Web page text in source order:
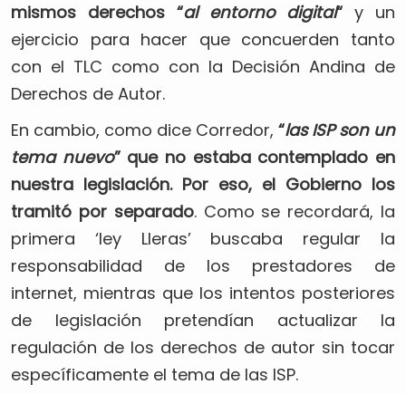
mismos derechos “al entorno digital“ y un
ejercicio para hacer que concuerden tanto
con el TLC como con la Decisión Andina de
Derechos de Autor.
En cambio, como dice Corredor, “las ISP son un
tema nuevo” que no estaba contemplado en
nuestra legislación. Por eso, el Gobierno los
tramitó por separado. Como se recordará, la
primera ‘ley Lleras’ buscaba regular la
responsabilidad de los prestadores de
internet, mientras que los intentos posteriores
de legislación pretendían actualizar la
regulación de los derechos de autor sin tocar
específicamente el tema de las ISP.